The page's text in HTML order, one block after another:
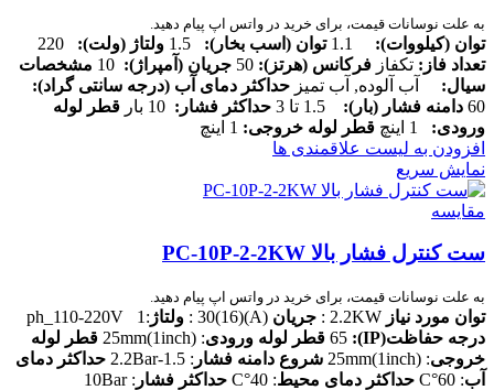
به علت نوسانات قیمت، برای خرید در واتس اپ پیام دهید.
توان (کیلووات): توان (اسب بخار): ولتاژ (ولت):
تعداد فاز : تکفاز فرکانس (هرتز): جریان (آمپراژ):
مشخصات
سیال: آب آلوده, آب تمیز حداکثر دمای آب (درجه سانتی گراد):
60 دامنه فشار (بار): حداکثر فشار :
قطر لوله
ورودی: قطر لوله خروجی:
افزودن به لیست علاقمندی ها
نمایش سریع
مقایسه
ست کنترل فشار بالا PC-10P-2-2KW
به علت نوسانات قیمت، برای خرید در واتس اپ پیام دهید.
توان مورد نیاز جریان (A)(16)30 : ولتاژ :1 ph_110-220V
درجه حفاظت(IP)
: قطر لوله ورودی: (1inch)25mm
قطر لوله
خروجی: 25mm(1inch) شروع دامنه فشار : 1.5-2.2Bar
حداکثر دمای
آب: 60°C حداکثر دمای محیط: 40°C حداکثر فشار : 10Bar